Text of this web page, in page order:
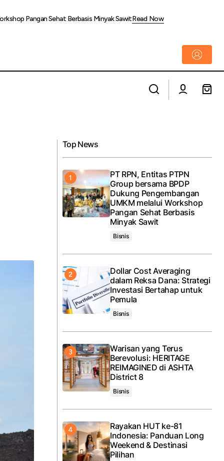
Pangan Sehat Berbasis Minyak SawitRead Now
Top News
PT RPN, Entitas PTPN
Group bersama BPDP
Dukung Pengembangan
UMKM melalui Workshop
Pangan Sehat Berbasis
Minyak Sawit
Bisnis
Dollar Cost Averaging
dalam Reksa Dana: Strategi
Investasi Bertahap untuk
Pemula
Bisnis
Warisan yang Terus
Berevolusi: HERITAGE
REIMAGINED di ASHTA
District 8
Bisnis
Rayakan HUT ke-81
Indonesia: Panduan Long
Weekend & Destinasi
Pilihan